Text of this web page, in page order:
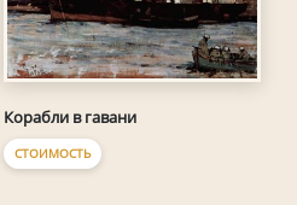
Корабли в гавани
СТОИМОСТЬ